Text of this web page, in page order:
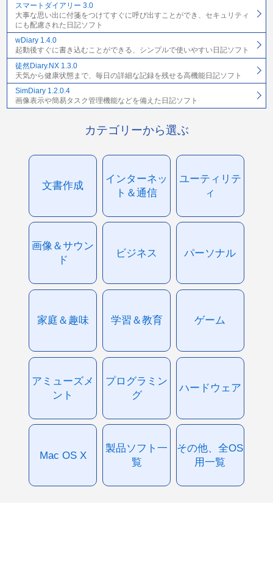
スマートダイアリー 3.0
大事な思い出に付箋をつけてすぐに呼び出すことができ、セキュリティ
にも配慮された日記ソフト
wDiary 1.4.0
起動後すぐに書き込むことができる、シンプルで使いやすい日記ソフト
徒然Diary.NX 1.3.0
天気から健康状態まで、毎日の詳細な記録を残せる高機能日記ソフト
SimDiary 1.2.0.4
画像表示や簡易タスク管理機能などを備えた日記ソフト
カテゴリーから選ぶ
文書作成
インターネッ
ト＆通信
ユーティリテ
ィ
画像＆サウン
ド
ビジネス パーソナル
家庭＆趣味 学習＆教育 ゲーム
アミューズメ
ント
プログラミン
グ
ハードウェア
Mac OS X
製品ソフト一
覧
その他、全OS
用一覧